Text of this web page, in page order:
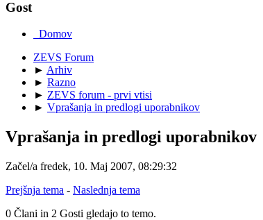
Gost
Domov
ZEVS Forum
► Arhiv
► Razno
► ZEVS forum - prvi vtisi
► Vprašanja in predlogi uporabnikov
Vprašanja in predlogi uporabnikov
Začel/a fredek, 10. Maj 2007, 08:29:32
Prejšnja tema - Naslednja tema
0 Člani in 2 Gosti gledajo to temo.